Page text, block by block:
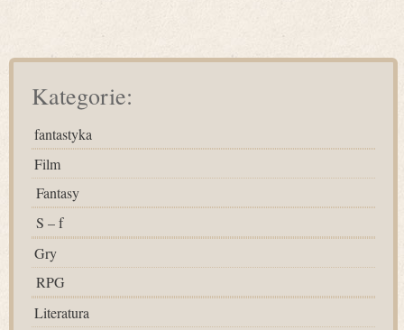
Kategorie:
fantastyka
Film
Fantasy
S – f
Gry
RPG
Literatura